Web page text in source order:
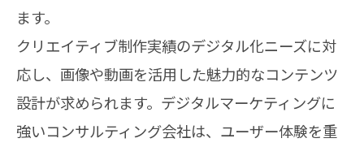
ます。
クリエイティブ制作実績のデジタル化ニーズに対
応し、画像や動画を活用した魅力的なコンテンツ
設計が求められます。デジタルマーケティングに
強いコンサルティング会社は、ユーザー体験を重